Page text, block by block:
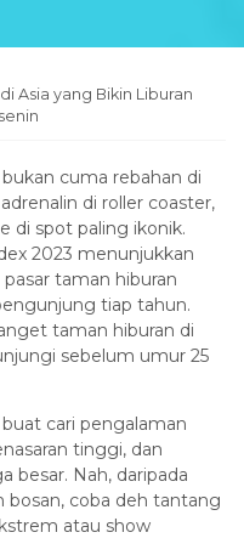
Asia yang Bikin Liburan
cuma rebahan di
di roller coaster,
di spot paling ikonik.
2023 menunjukkan
pasar taman hiburan
tiap tahun.
taman hiburan di
sebelum umur 25
cari pengalaman
tinggi, dan
besar. Nah, daripada
bosan, coba deh tantang
atau show